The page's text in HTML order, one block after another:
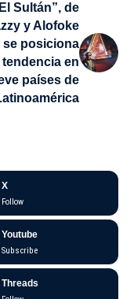
Sultán”, de
y Alofoke
se posiciona
tendencia en
países de
X
Follow
Youtube
Subscribe
Threads